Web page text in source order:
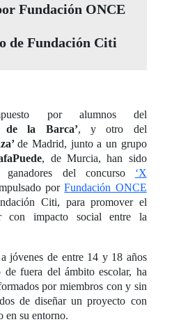
Fundación ONCE
de Fundación Citi
por alumnos del
de la Barca’, y otro del
de Madrid, junto a un grupo
, de Murcia, han sido
ganadores del concurso ‘X
porFundación ONCE
Citi, para promover el
con impacto social entre la
jóvenes de entre 14 y 18 años
fuera del ámbito escolar, ha
por miembros con y sin
de diseñar un proyecto con
en su entorno.